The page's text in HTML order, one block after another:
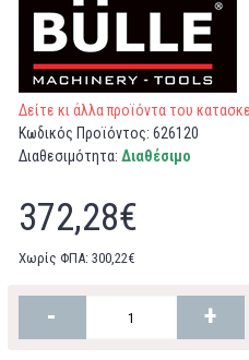
Δείτε κι άλλα προϊόντα του
Κωδικός Προϊόντος: 626120
Διαθεσιμότητα: Διαθέσιμο
372,28€
Χωρίς ΦΠΑ: 300,22€
- +